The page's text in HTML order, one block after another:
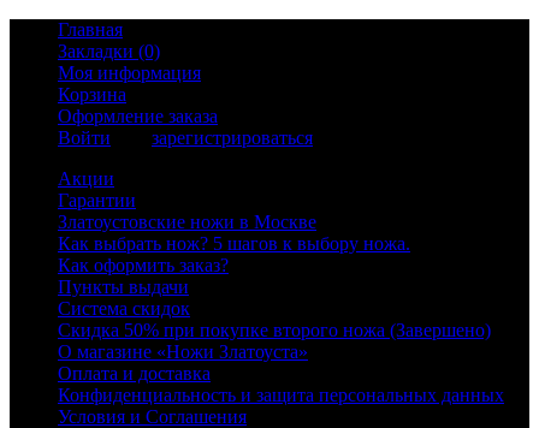
Главная
Закладки (0)
Моя информация
Корзина
Оформление заказа
Войти
зарегистрироваться
Акции
Гарантии
Златоустовские ножи в Москве
Как выбрать нож? 5 шагов к выбору ножа.
Как оформить заказ?
Пункты выдачи
Система скидок
Скидка 50% при покупке второго ножа (Завершено)
О магазине «Ножи Златоуста»
Оплата и доставка
Конфиденциальность и защита персональных данных
Условия и Соглашения